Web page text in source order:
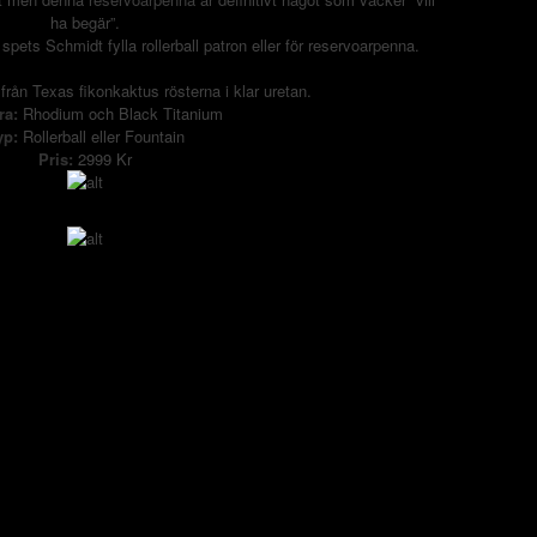
ha begär”.
spets Schmidt fylla rollerball patron eller för reservoarpenna
från Texas fikonkaktus rösterna i klar uretan
: Rhodium och Black Titanium
: Rollerball eller Fountain
Pris: 2999 Kr